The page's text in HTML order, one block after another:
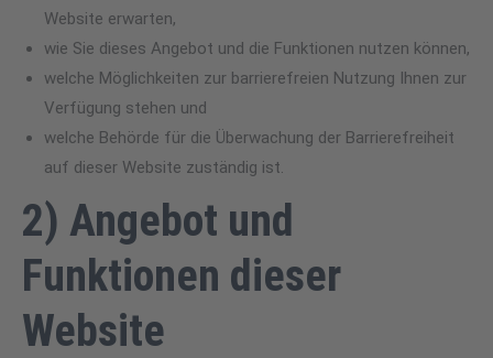
Website erwarten,
wie Sie dieses Angebot und die Funktionen nutzen können,
welche Möglichkeiten zur barrierefreien Nutzung Ihnen zur
Verfügung stehen und
welche Behörde für die Überwachung der Barrierefreiheit
auf dieser Website zuständig ist.
2) Angebot und
Funktionen dieser
Website